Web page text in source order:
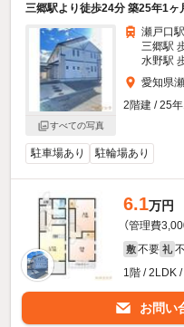
三郷駅より徒歩24分 築25年1ヶ
すべての写真
瀬戸口
三郷駅
水野駅
愛知県
2階建 / 25
駐車場あり 駐輪場あり
6.1万円
（管理費
敷 不要 礼
1階 / 2LDK
お問い